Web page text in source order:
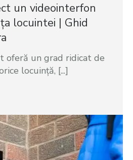
un videointerfon
locuintei | Ghid
oferă un grad ridicat de
locuință, [...]